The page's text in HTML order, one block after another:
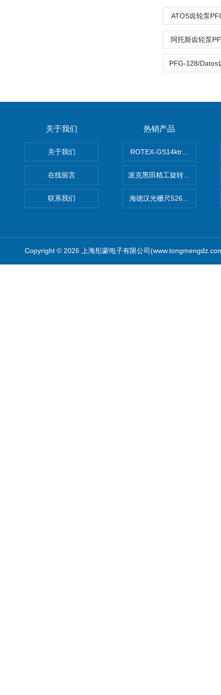
ATOS齿轮泵
阿托斯齿轮泵
关于我们
关于我们
在线留言
联系我们
热销产品
ROTEX-GS14ktr梅花连轴器
派克黑田精工旋转气缸
海德汉光栅尺526974-09
Copyright © 2026 上海彤蒙电子有限公司